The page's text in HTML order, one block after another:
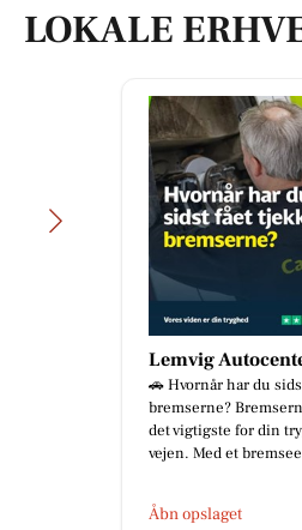
LOKALE
Lemvig
🚗 Hvornår har du
bremserne?
det vigtigste for din
vejen. Med et
Åbn opslaget